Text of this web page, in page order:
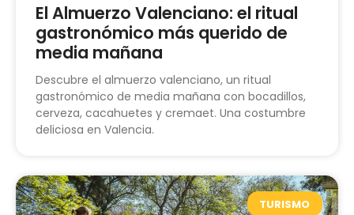
El Almuerzo Valenciano: el ritual
gastronómico más querido de
media mañana
Descubre el almuerzo valenciano, un ritual
gastronómico de media mañana con bocadillos,
cerveza, cacahuetes y cremaet. Una costumbre
deliciosa en Valencia.
TURISMO